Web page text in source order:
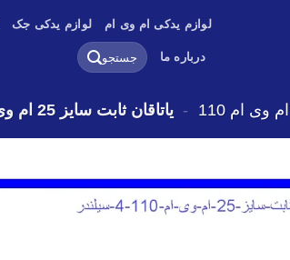
لوازم یدکی ام وی ام لوازم یدکی جک
درباره ما
جستجو
برای:
وی ام 110 - یاتاقان ثابت سایز 25 ام وی ام 110 (4 سیلندر)